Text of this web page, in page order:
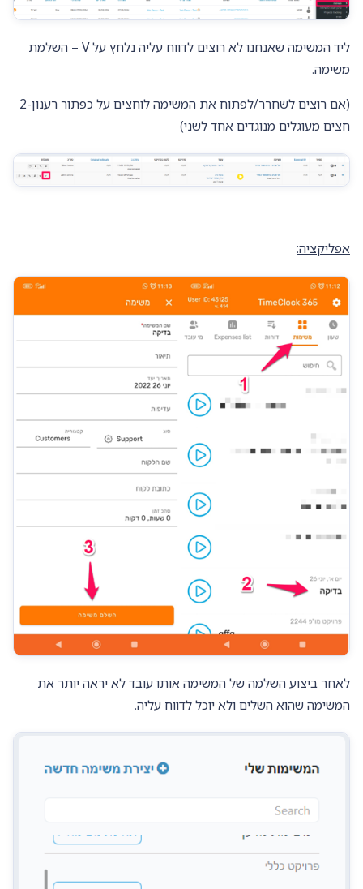
ליד המשימה שאנחנו לא רוצים לדווח עליה נלחץ על V – השלמת
משימה.
(אם רוצים לשחרר/לפתוח את המשימה לוחצים על כפתור רענון-2
חצים מעוגלים מנוגדים אחד לשני)
אפליקציה:
לאחר ביצוע השלמה של המשימה אותו עובד לא יראה יותר את
המשימה שהוא השלים ולא יוכל לדווח עליה.